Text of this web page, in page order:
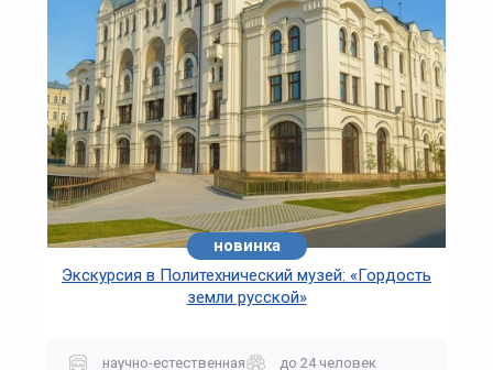
новинка
Экскурсия в Политехнический музей: «Гордость
земли русской»
научно-естественная до 24 человек